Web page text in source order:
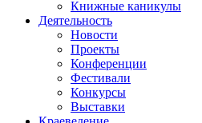
Книжные каникулы
Деятельность
Новости
Проекты
Конференции
Фестивали
Конкурсы
Выставки